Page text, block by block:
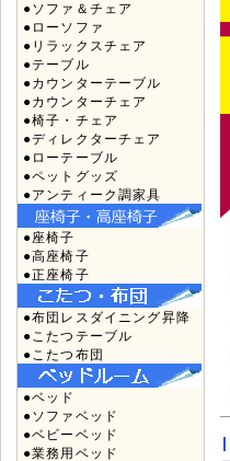
●ソファ＆チェア
●ローソファ
●リラックスチェア
●テーブル
●カウンターテーブル
●カウンターチェア
●椅子・チェア
●ディレクターチェア
●ローテーブル
●ペットグッズ
●アンティーク調家具
●座椅子
●高座椅子
●正座椅子
●布団レスダイニング昇降
●こたつテーブル
●こたつ布団
●ベッド
●ソファベッド
●ベビーベッド
●業務用ベッド
|